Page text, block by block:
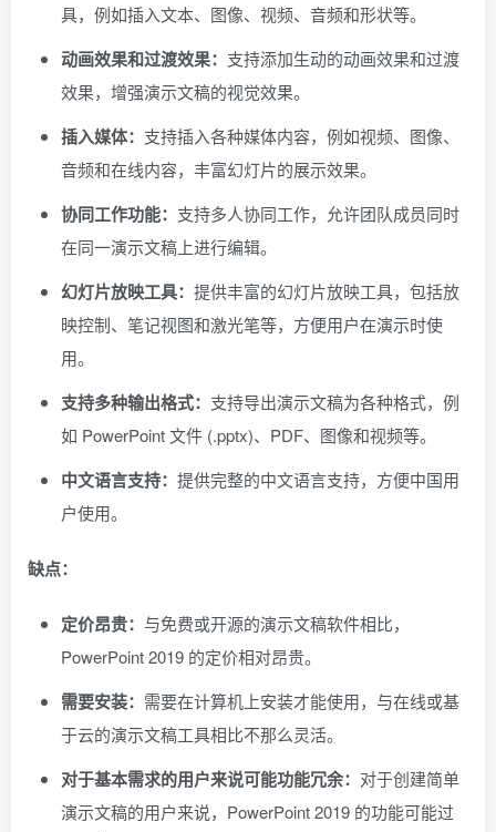
具，例如插入文本、图像、视频、音频和形状等。
动画效果和过渡效果： 支持添加生动的动画效果和过渡
效果，增强演示文稿的视觉效果。
插入媒体： 支持插入各种媒体内容，例如视频、图像、
音频和在线内容，丰富幻灯片的展示效果。
协同工作功能： 支持多人协同工作，允许团队成员同时
在同一演示文稿上进行编辑。
幻灯片放映工具： 提供丰富的幻灯片放映工具，包括放
映控制、笔记视图和激光笔等，方便用户在演示时使
用。
支持多种输出格式： 支持导出演示文稿为各种格式，例
如 PowerPoint 文件 (.pptx)、PDF、图像和视频等。
中文语言支持： 提供完整的中文语言支持，方便中国用
户使用。
缺点：
定价昂贵： 与免费或开源的演示文稿软件相比，
PowerPoint 2019 的定价相对昂贵。
需要安装： 需要在计算机上安装才能使用，与在线或基
于云的演示文稿工具相比不那么灵活。
对于基本需求的用户来说可能功能冗余： 对于创建简单
演示文稿的用户来说，PowerPoint 2019 的功能可能过